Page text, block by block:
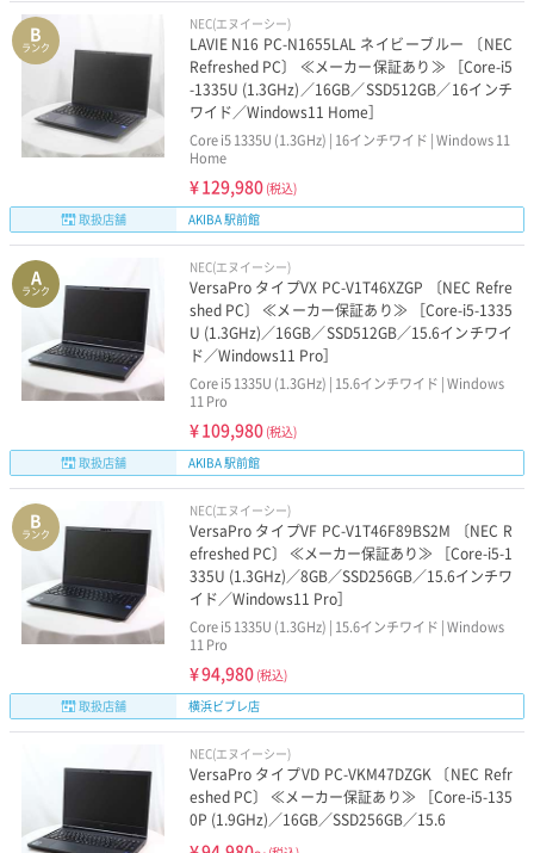
B
ランク
NEC(エヌイーシー)
LAVIE N16 PC-N1655LAL ネイビーブルー 〔NEC
Refreshed PC〕 ≪メーカー保証あり≫ ［Core-i5
-1335U (1.3GHz)／16GB／SSD512GB／16インチ
ワイド／Windows11 Home］
Core i5 1335U (1.3GHz) | 16インチワイド | Windows 11
Home
¥129,980 (税込)
取扱店舗
AKIBA 駅前館
A
ランク
NEC(エヌイーシー)
VersaPro タイプVX PC-V1T46XZGP 〔NEC Refre
shed PC〕 ≪メーカー保証あり≫ ［Core-i5-1335
U (1.3GHz)／16GB／SSD512GB／15.6インチワイ
ド／Windows11 Pro］
Core i5 1335U (1.3GHz) | 15.6インチワイド | Windows
11 Pro
¥109,980 (税込)
取扱店舗
AKIBA 駅前館
B
ランク
NEC(エヌイーシー)
VersaPro タイプVF PC-V1T46F89BS2M 〔NEC R
efreshed PC〕 ≪メーカー保証あり≫ ［Core-i5-1
335U (1.3GHz)／8GB／SSD256GB／15.6インチワ
イド／Windows11 Pro］
Core i5 1335U (1.3GHz) | 15.6インチワイド | Windows
11 Pro
¥94,980 (税込)
取扱店舗
横浜ビブレ店
NEC(エヌイーシー)
VersaPro タイプVD PC-VKM47DZGK 〔NEC Refr
eshed PC〕 ≪メーカー保証あり≫ ［Core-i5-135
0P (1.9GHz)／16GB／SSD256GB／15.6